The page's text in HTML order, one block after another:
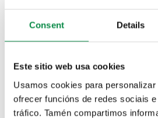
Consent Details
Este sitio web usa cookies
Usamos cookies para
ofrecer funcións de redes sociais
tráfico. Tamén compartimos
chamando ao teléfono 981 884
correo a
indicar nome, apelidos, idade e